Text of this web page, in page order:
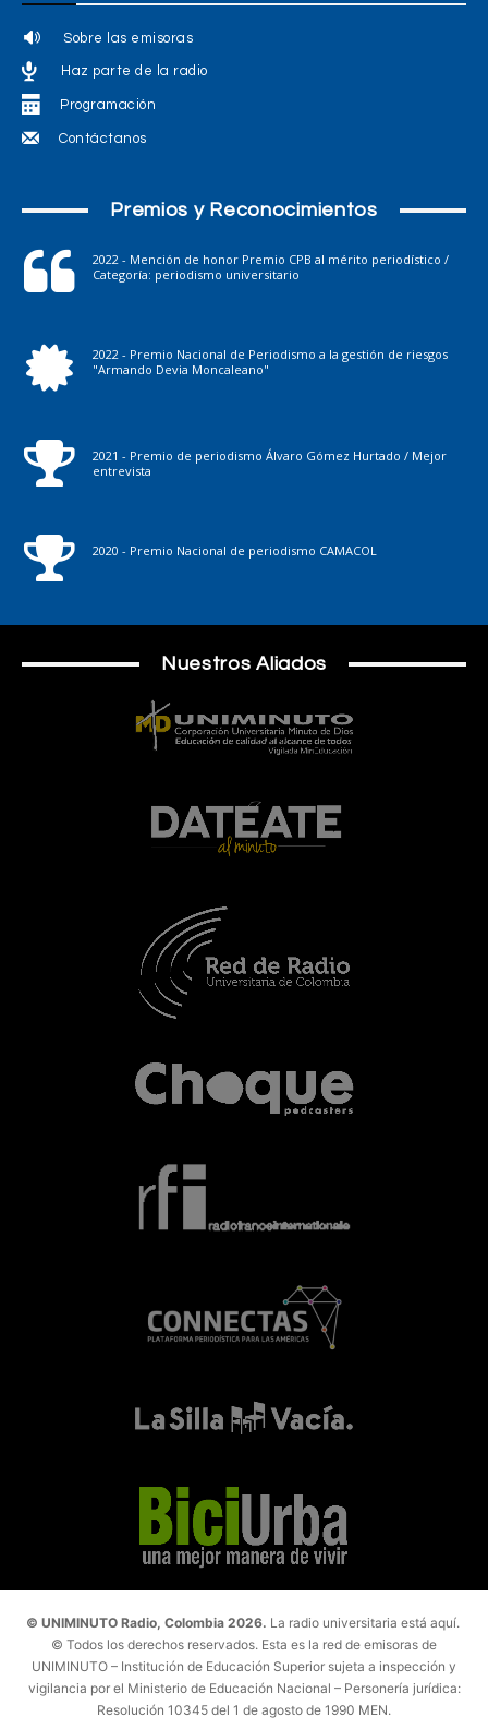
Sobre las emisoras
Haz parte de la radio
Programación
Contáctanos
Premios y Reconocimientos
2022 - Mención de honor Premio CPB al mérito periodístico /
Categoría: periodismo universitario
2022 - Premio Nacional de Periodismo a la gestión de riesgos
"Armando Devia Moncaleano"
2021 - Premio de periodismo Álvaro Gómez Hurtado / Mejor
entrevista
2020 - Premio Nacional de periodismo CAMACOL
Nuestros Aliados
© UNIMINUTO Radio, Colombia 2026. La radio universitaria está aquí.
© Todos los derechos reservados. Esta es la red de emisoras de
UNIMINUTO – Institución de Educación Superior sujeta a inspección y
vigilancia por el Ministerio de Educación Nacional – Personería jurídica:
Resolución 10345 del 1 de agosto de 1990 MEN.